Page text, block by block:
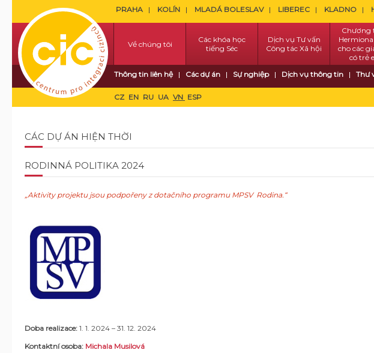
PRAHA KOLÍN MLADÁ BOLESLAV LIBEREC KLADNO
Về chúng tôi
Các khóa học
tiếng Séc
Dịch vụ Tư vấn
Công tác Xã hội
Chương
cho các
có trẻ
Thông tin liên hệ Các dự án Sự nghiệp Dịch vụ thông tin Thư
CZ EN RU UA VN ESP
CÁC DỰ ÁN HIỆN THỜI
RODINNÁ POLITIKA 2024
„Aktivity projektu jsou podpořeny z dotačního programu MPSV Rodina. “
Doba realizace: 1. 1. 2024 – 31. 12. 2024
Kontaktní osoba: Michala Musilová